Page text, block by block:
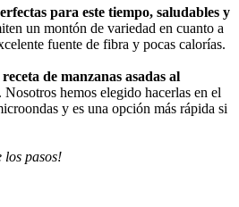
para este tiempo, saludables y
un montón de variedad en cuanto a
fuente de fibra y pocas calorías.
receta de manzanas asadas al
. Nosotros hemos elegido hacerlas en el
y es una opción más rápida si
los pasos!